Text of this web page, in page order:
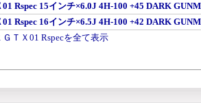
01 Rspec 15インチ×6.0J 4H-100 +45 DARK
01 Rspec 16インチ×6.5J 4H-100 +42 DARK
ＧＴＸ01 Rspecを全て表示